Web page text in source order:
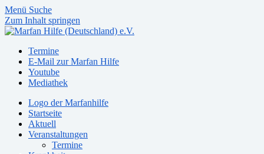
Menü Suche
Zum Inhalt springen
Termine
E-Mail zur Marfan Hilfe
Youtube
Mediathek
Logo der Marfanhilfe
Startseite
Aktuell
Veranstaltungen
Termine